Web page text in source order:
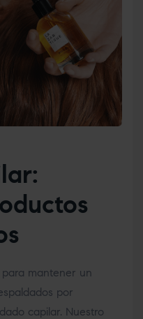
para mantener un
por
capilar. Nuestro